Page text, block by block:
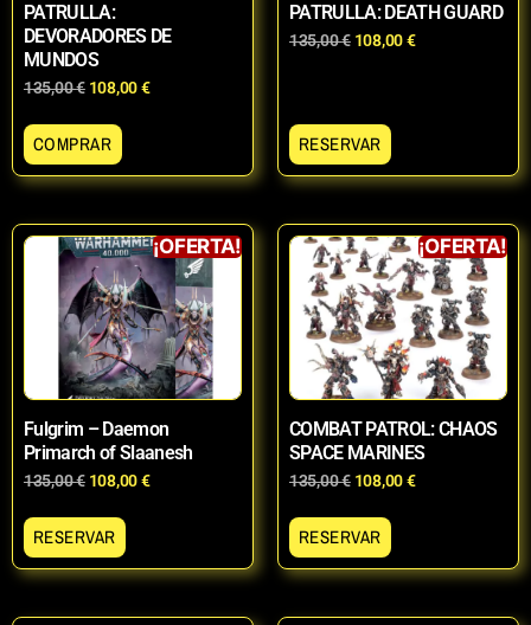
PATRULLA:
DEVORADORES DE
MUNDOS
135,00€ 108,00€
COMPRAR
PATRULLA: DEATH GUARD
135,00€ 108,00€
RESERVAR
¡OFERTA!
Fulgrim – Daemon
Primarch of Slaanesh
135,00€ 108,00€
RESERVAR
¡OFERTA!
COMBAT PATROL: CHAOS
SPACE MARINES
135,00€ 108,00€
RESERVAR